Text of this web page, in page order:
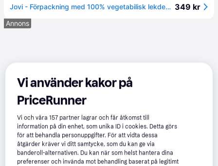
Jovi - Förpackning med 100% vegetabilisk lekdeg, 15 block om 150 gram, 3 enheter x 5 grundfärger, glutenfri (71B) 349 kr
Annons
Vi använder kakor på
PriceRunner
Vi och våra157 partner lagrar och får åtkomst till
information på din enhet, som unika ID i cookies. Detta görs
för att behandla personuppgifter. För att vidta dessa
åtgärder kräver vi ditt samtycke, som du kan ge via
banderoll-alternativen. Du kan när som helst hantera dina
preferenser och invända mot behandling baserat på legitimt